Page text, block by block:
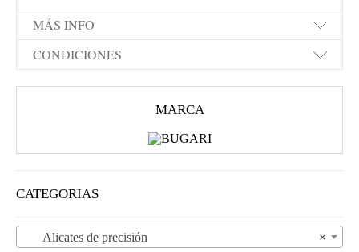
MÁS INFO
CONDICIONES
MARCA
CATEGORIAS
×
Alicates de precisión